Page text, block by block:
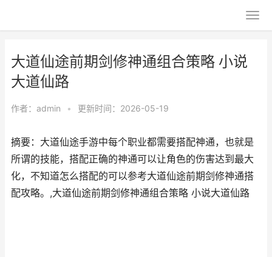
大道仙途前期剑修神通组合策略 小说
大道仙路
作者： admin • 更新时间：2026-05-19
摘要：大道仙途手游中每个职业都需要搭配神通，也就是
所谓的技能，搭配正确的神通可以让角色的伤害达到最大
化，不知道怎么搭配的可以参考大道仙途前期剑修神通搭
配攻略。,大道仙途前期剑修神通组合策略 小说大道仙路